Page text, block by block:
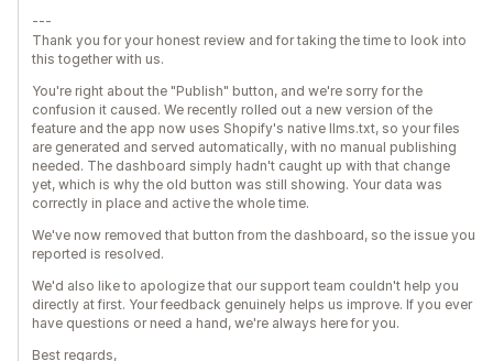
---
Thank you for your honest review and for taking the time to look into
this together with us.
You're right about the "Publish" button, and we're sorry for the
confusion it caused. We recently rolled out a new version of the
feature and the app now uses Shopify's native llms.txt, so your files
are generated and served automatically, with no manual publishing
needed. The dashboard simply hadn't caught up with that change
yet, which is why the old button was still showing. Your data was
correctly in place and active the whole time.
We've now removed that button from the dashboard, so the issue you
reported is resolved.
We'd also like to apologize that our support team couldn't help you
directly at first. Your feedback genuinely helps us improve. If you ever
have questions or need a hand, we're always here for you.
Best regards,